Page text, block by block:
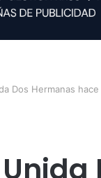
Dos Hermanas